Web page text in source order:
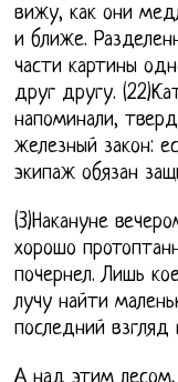
вижу, как они
и ближе.
части картины
друг другу.
напоминали,
железный закон:
экипаж обязан
(3)Накануне
хорошо
почернел. Лишь
лучу найти
последний